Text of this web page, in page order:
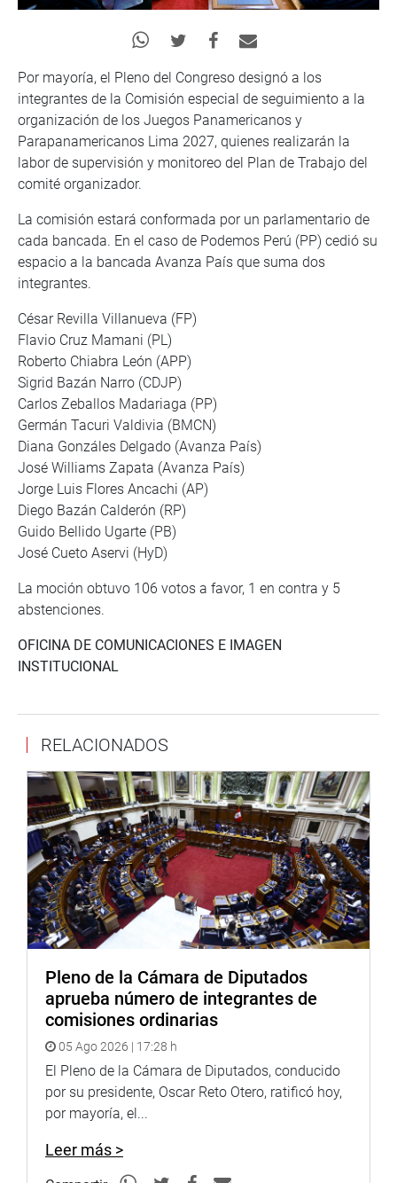
Por mayoría, el Pleno del Congreso designó a los
integrantes de la Comisión especial de seguimiento a la
organización de los Juegos Panamericanos y
Parapanamericanos Lima 2027, quienes realizarán la
labor de supervisión y monitoreo del Plan de Trabajo del
comité organizador.
La comisión estará conformada por un parlamentario de
cada bancada. En el caso de Podemos Perú (PP) cedió su
espacio a la bancada Avanza País que suma dos
integrantes.
César Revilla Villanueva (FP)
Flavio Cruz Mamani (PL)
Roberto Chiabra León (APP)
Sigrid Bazán Narro (CDJP)
Carlos Zeballos Madariaga (PP)
Germán Tacuri Valdivia (BMCN)
Diana Gonzáles Delgado (Avanza País)
José Williams Zapata (Avanza País)
Jorge Luis Flores Ancachi (AP)
Diego Bazán Calderón (RP)
Guido Bellido Ugarte (PB)
José Cueto Aservi (HyD)
La moción obtuvo 106 votos a favor, 1 en contra y 5
abstenciones.
OFICINA DE COMUNICACIONES E IMAGEN
INSTITUCIONAL
RELACIONADOS
Pleno de la Cámara de Diputados
aprueba número de integrantes de
comisiones ordinarias
05 Ago 2026 | 17:28 h
El Pleno de la Cámara de Diputados, conducido
por su presidente, Oscar Reto Otero, ratificó hoy,
por mayoría, el...
Leer más >